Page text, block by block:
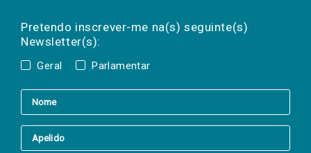
Pretendo inscrever-me na(s) seguinte(s)
Newsletter(s):
Geral Parlamentar
a(s) newsletter(s).
mail